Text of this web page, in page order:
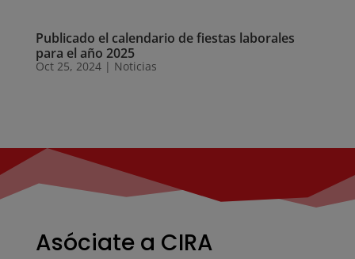
Publicado el calendario de fiestas laborales
para el año 2025
Oct 25, 2024| Noticias
Asóciate a CIRA